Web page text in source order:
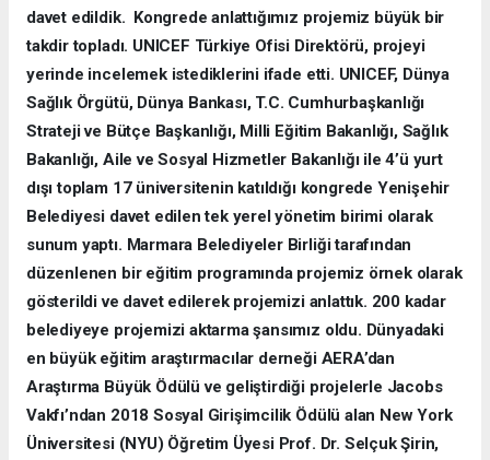
davet edildik. Kongrede anlattığımız projemiz büyük bir
takdir topladı. UNICEF Türkiye Ofisi Direktörü, projeyi
yerinde incelemek istediklerini ifade etti. UNICEF, Dünya
Sağlık Örgütü, Dünya Bankası, T.C. Cumhurbaşkanlığı
Strateji ve Bütçe Başkanlığı, Milli Eğitim Bakanlığı, Sağlık
Bakanlığı, Aile ve Sosyal Hizmetler Bakanlığı ile 4’ü yurt
dışı toplam 17 üniversitenin katıldığı kongrede Yenişehir
Belediyesi davet edilen tek yerel yönetim birimi olarak
sunum yaptı. Marmara Belediyeler Birliği tarafından
düzenlenen bir eğitim programında projemiz örnek olarak
gösterildi ve davet edilerek projemizi anlattık. 200 kadar
belediyeye projemizi aktarma şansımız oldu. Dünyadaki
en büyük eğitim araştırmacılar derneği AERA’dan
Araştırma Büyük Ödülü ve geliştirdiği projelerle Jacobs
Vakfı’ndan 2018 Sosyal Girişimcilik Ödülü alan New York
Üniversitesi (NYU) Öğretim Üyesi Prof. Dr. Selçuk Şirin,